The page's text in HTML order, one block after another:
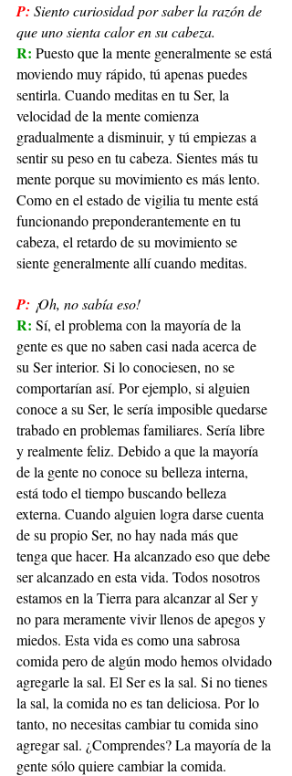
P: Siento curiosidad por saber la razón de
que uno sienta calor en su cabeza.
R: Puesto que la mente generalmente se está
moviendo muy rápido, tú apenas puedes
sentirla. Cuando meditas en tu Ser, la
velocidad de la mente comienza
gradualmente a disminuir, y tú empiezas a
sentir su peso en tu cabeza. Sientes más tu
mente porque su movimiento es más lento.
Como en el estado de vigilia tu mente está
funcionando preponderantemente en tu
cabeza, el retardo de su movimiento se
siente generalmente allí cuando meditas.
P: ¡Oh, no sabía eso!
R: Sí, el problema con la mayoría de la
gente es que no saben casi nada acerca de
su Ser interior. Si lo conociesen, no se
comportarían así. Por ejemplo, si alguien
conoce a su Ser, le sería imposible quedarse
trabado en problemas familiares. Sería libre
y realmente feliz. Debido a que la mayoría
de la gente no conoce su belleza interna,
está todo el tiempo buscando belleza
externa. Cuando alguien logra darse cuenta
de su propio Ser, no hay nada más que
tenga que hacer. Ha alcanzado eso que debe
ser alcanzado en esta vida. Todos nosotros
estamos en la Tierra para alcanzar al Ser y
no para meramente vivir llenos de apegos y
miedos. Esta vida es como una sabrosa
comida pero de algún modo hemos olvidado
agregarle la sal. El Ser es la sal. Si no tienes
la sal, la comida no es tan deliciosa. Por lo
tanto, no necesitas cambiar tu comida sino
agregar sal. ¿Comprendes? La mayoría de la
gente sólo quiere cambiar la comida.